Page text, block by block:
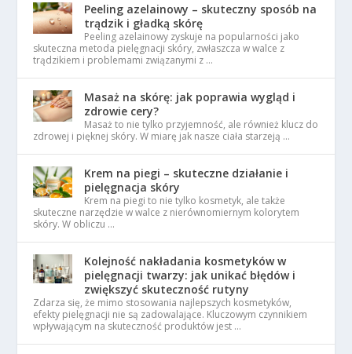
Peeling azelainowy – skuteczny sposób na
trądzik i gładką skórę
Peeling azelainowy zyskuje na popularności jako
skuteczna metoda pielęgnacji skóry, zwłaszcza w walce z
trądzikiem i problemami związanymi z …
Masaż na skórę: jak poprawia wygląd i
zdrowie cery?
Masaż to nie tylko przyjemność, ale również klucz do
zdrowej i pięknej skóry. W miarę jak nasze ciała starzeją …
Krem na piegi – skuteczne działanie i
pielęgnacja skóry
Krem na piegi to nie tylko kosmetyk, ale także
skuteczne narzędzie w walce z nierównomiernym kolorytem
skóry. W obliczu …
Kolejność nakładania kosmetyków w
pielęgnacji twarzy: jak unikać błędów i
zwiększyć skuteczność rutyny
Zdarza się, że mimo stosowania najlepszych kosmetyków,
efekty pielęgnacji nie są zadowalające. Kluczowym czynnikiem
wpływającym na skuteczność produktów jest …